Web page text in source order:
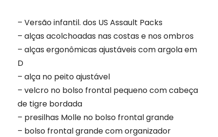
– Versão infantil. dos US Assault Packs
– alças acolchoadas nas costas e nos ombros
– alças ergonômicas ajustáveis ​​com argola em
D
– alça no peito ajustável
– velcro no bolso frontal pequeno com cabeça
de tigre bordada
– presilhas Molle no bolso frontal grande
– bolso frontal grande com organizador